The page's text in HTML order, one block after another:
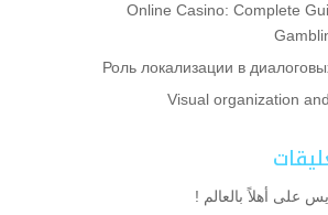
Online Casino: Complete
Роль локализации в
Visual organization
على أهلاً بالعالم !